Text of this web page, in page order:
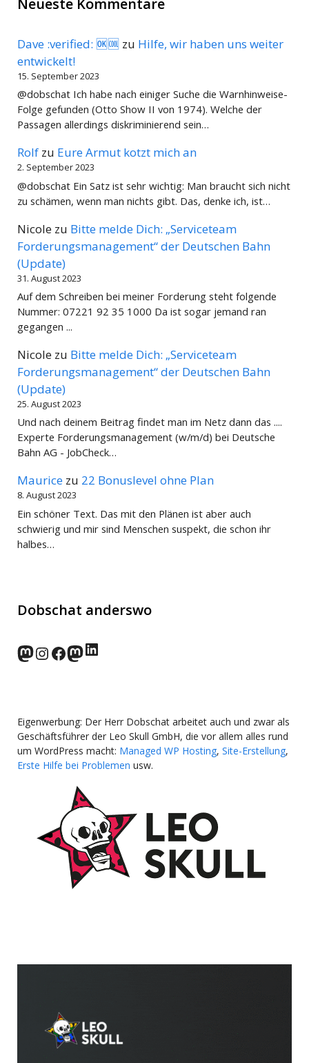
Neueste Kommentare
Dave :verified: 🆗🆒 zu Hilfe, wir haben uns weiter
entwickelt!
15. September 2023
@dobschat Ich habe nach einiger Suche die Warnhinweise-
Folge gefunden (Otto Show II von 1974). Welche der
Passagen allerdings diskriminierend sein…
Rolf zu Eure Armut kotzt mich an
2. September 2023
@dobschat Ein Satz ist sehr wichtig: Man braucht sich nicht
zu schämen, wenn man nichts gibt. Das, denke ich, ist…
Nicole zu Bitte melde Dich: „Serviceteam
Forderungsmanagement“ der Deutschen Bahn
(Update)
31. August 2023
Auf dem Schreiben bei meiner Forderung steht folgende
Nummer: 07221 92 35 1000 Da ist sogar jemand ran
gegangen ...
Nicole zu Bitte melde Dich: „Serviceteam
Forderungsmanagement“ der Deutschen Bahn
(Update)
25. August 2023
Und nach deinem Beitrag findet man im Netz dann das ....
Experte Forderungsmanagement (w/m/d) bei Deutsche
Bahn AG - JobCheck…
Maurice zu 22 Bonuslevel ohne Plan
8. August 2023
Ein schöner Text. Das mit den Plänen ist aber auch
schwierig und mir sind Menschen suspekt, die schon ihr
halbes…
Dobschat anderswo
norden.social
Instagram
Facebook
wp-punks.social
LinkedIn
Eigenwerbung: Der Herr Dobschat arbeitet auch und zwar als
Geschäftsführer der Leo Skull GmbH, die vor allem alles rund
um WordPress macht: Managed WP Hosting, Site-Erstellung,
Erste Hilfe bei Problemen usw.